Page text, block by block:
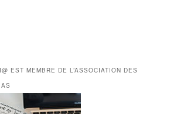
EST MEMBRE DE L’ASSOCIATION DES